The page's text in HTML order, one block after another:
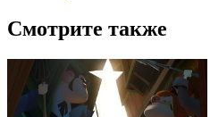
Смотрите также